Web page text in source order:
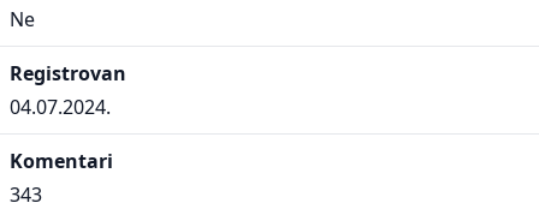
Ne
Registrovan
04.07.2024.
Komentari
343